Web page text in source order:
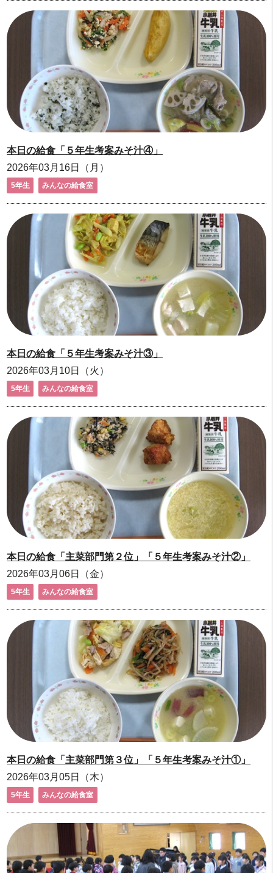
本日の給食「５年生考案みそ汁④」
2026年03月16日（月）
5年生 みんなの給食室
本日の給食「５年生考案みそ汁③」
2026年03月10日（火）
5年生 みんなの給食室
本日の給食「主菜部門第２位」「５年生考案みそ汁②」
2026年03月06日（金）
5年生 みんなの給食室
本日の給食「主菜部門第３位」「５年生考案みそ汁①」
2026年03月05日（木）
5年生 みんなの給食室